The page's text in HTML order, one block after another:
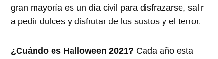
gran mayoría es un día civil para disfrazarse, salir
a pedir dulces y disfrutar de los sustos y el terror.
¿Cuándo es Halloween 2021? Cada año esta